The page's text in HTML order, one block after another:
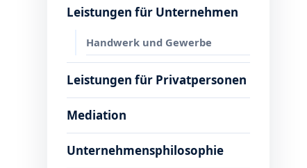
Leistungen für Unternehmen
Handwerk und Gewerbe
Leistungen für Privatpersonen
Mediation
Unternehmensphilosophie